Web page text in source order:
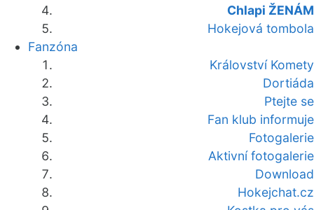
Chlapi ŽENÁM
Hokejová tombola
Fanzóna
Království Komety
Dortiáda
Ptejte se
Fan klub informuje
Fotogalerie
Aktivní fotogalerie
Download
Hokejchat.cz